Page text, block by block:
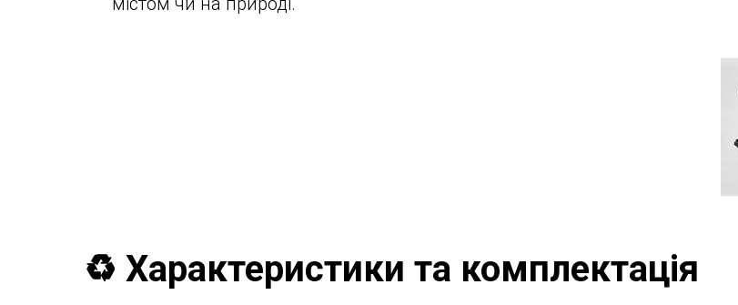
♻️ Характеристики та комплектація